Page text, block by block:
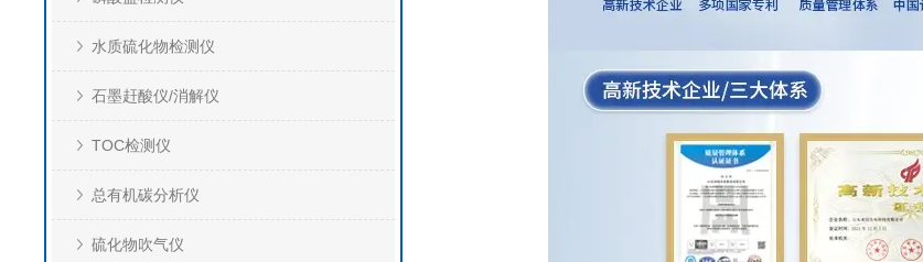
水质硫化物检测仪
石墨赶酸仪/消解仪
TOC检测仪
总有机碳分析仪
硫化物吹气仪